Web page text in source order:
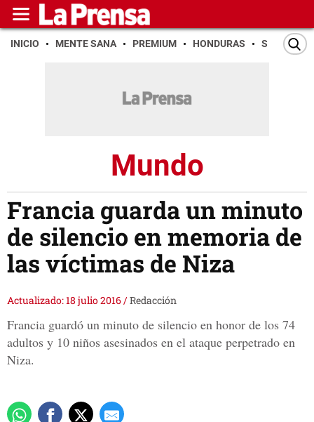
INICIO MENTE SANA PREMIUM HONDURAS SAN PEDRO
Mundo
Francia guarda un minuto
de silencio en memoria de
las víctimas de Niza
Actualizado: 18 julio 2016/Redacción
Francia guardó un minuto de silencio en honor de los 74
adultos y 10 niños asesinados en el ataque perpetrado en
Niza.